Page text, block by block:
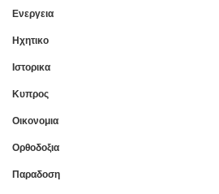
Ενεργεια
Ηχητικο
Ιστορικα
Κυπρος
Οικονομια
Ορθοδοξια
Παραδοση